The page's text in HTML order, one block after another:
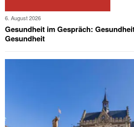
6. August 2026
Gesundheit im Gespräch:
Gesundheit